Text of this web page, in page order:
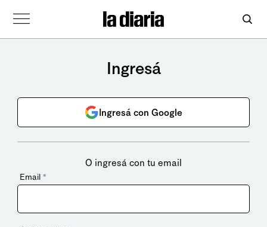
Ingresá
Ingresá con Google
O ingresá con tu email
Email *